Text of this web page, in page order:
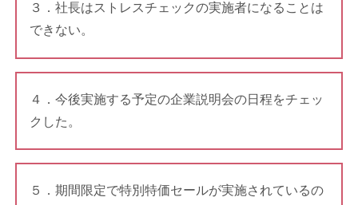
３．社長はストレスチェックの実施者になることは
できない。
４．今後実施する予定の企業説明会の日程をチェッ
クした。
５．期間限定で特別特価セールが実施されているの